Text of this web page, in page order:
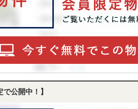
で公開中！】